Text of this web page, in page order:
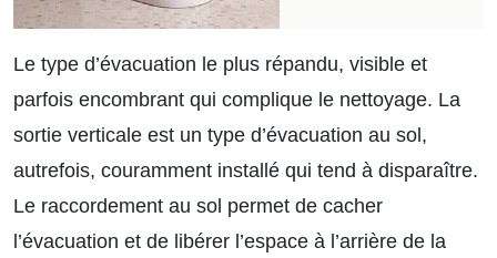
Le type d’évacuation le plus répandu, visible et
parfois encombrant qui complique le nettoyage. La
sortie verticale est un type d’évacuation au sol,
autrefois, couramment installé qui tend à disparaître.
Le raccordement au sol permet de cacher
l’évacuation et de libérer l’espace à l’arrière de la